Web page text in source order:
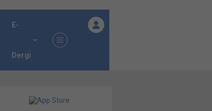
E-
Dergi